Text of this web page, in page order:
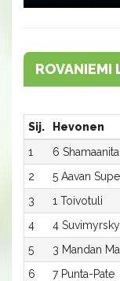
ROVANIEMI
Sij. Hevonen
1
6
2
5 Aavan
3
1 Toivotuli
4
4
5
3 Mandan
6
7 Punta-Pate